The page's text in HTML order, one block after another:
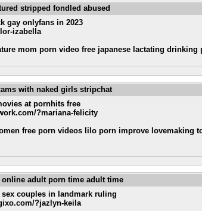
stripped fondled abused
gay onlyfans in 2023
izabella
mom porn video free japanese lactating
with naked girls stripchat
at pornhits free
?mariana-felicity
free porn videos lilo porn improve lovemaking
adult porn time adult time
couples in landmark ruling
?jazlyn-keila